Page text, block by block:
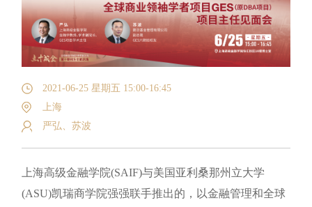
2021-06-25 星期五 15:00-16:45
上海
严弘、苏波
上海高级金融学院(SAIF)与美国亚利桑那州立大学
(ASU)凯瑞商学院强强联手推出的，以金融管理和全球